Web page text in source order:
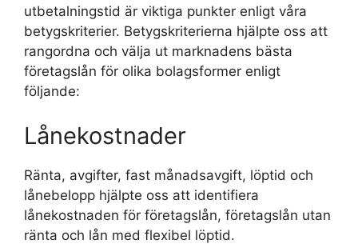
utbetalningstid är viktiga punkter enligt våra
betygskriterier. Betygskriterierna hjälpte oss att
rangordna och välja ut marknadens bästa
företagslån för olika bolagsformer enligt
följande:
Lånekostnader
Ränta, avgifter, fast månadsavgift, löptid och
lånebelopp hjälpte oss att identifiera
lånekostnaden för företagslån, företagslån utan
ränta och lån med flexibel löptid.